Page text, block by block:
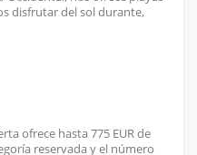
disfrutar del sol durante,
ofrece hasta 775 EUR de
reservada y el número